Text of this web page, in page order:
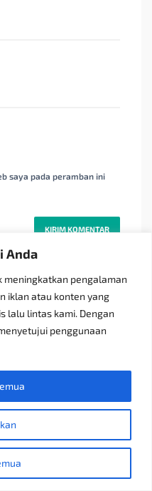
Anda
meningkatkan pengalaman
iklan atau konten yang
lalu lintas kami. Dengan
penggunaan
saya pada peramban ini